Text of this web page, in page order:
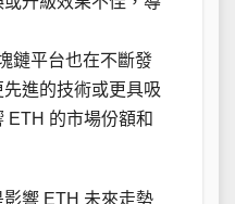
鏈平台也在不斷發
進的技術或更具吸
ETH 的市場份額和
響 ETH 未來走勢